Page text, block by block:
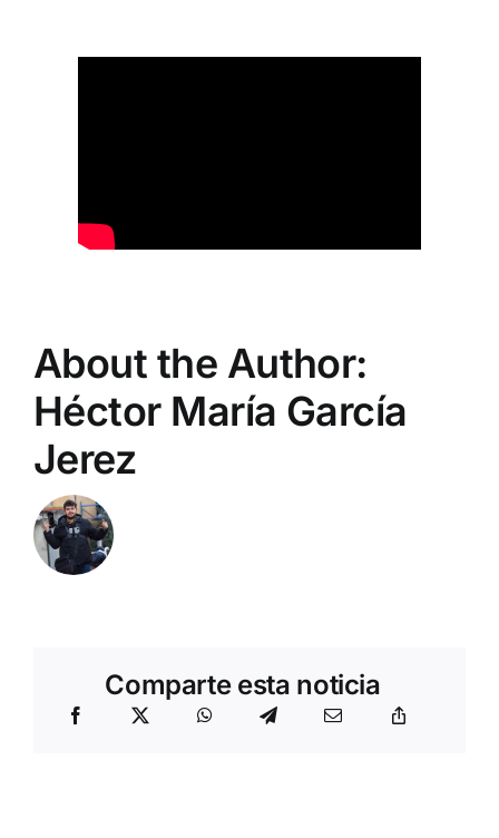
About the Author:
Héctor María García
Jerez
Comparte esta noticia